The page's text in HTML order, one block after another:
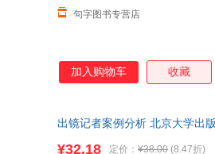
句字图书专营店
加入购物车 收藏
出镜记者案例分析 北京大学出
¥32.18 定价： ¥38.00 (8.47折)